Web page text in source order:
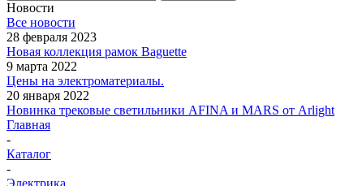
Новости
Все новости
28 февраля 2023
Новая коллекция рамок Baguette
9 марта 2022
Цены на электроматериалы.
20 января 2022
Новинка трековые светильники AFINA и MARS от Arlight
Главная
-
Каталог
-
Электрика